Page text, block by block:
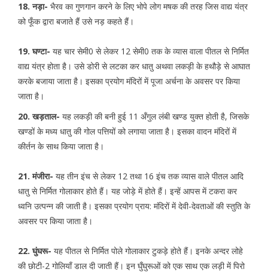
18. नड़ा- भैरव का गुणगान करने के लिए भोपे लोग मषक की तरह जिस वाद्य यंत्र
को फूँक द्वारा बजाते हैं उसे नड़ कहते हैं।
19. घण्टा- यह चार सेमी0 से लेकर 12 सेमी0 तक के व्यास वाला पीतल से निर्मित
वाद्य यंत्र होता है। उसे डोरी से लटका कर धातु अथवा लकड़ी के हथौड़े से आघात
करके बजाया जाता है। इसका प्रयोग मंदिरों में पूजा अर्चना के अवसर पर किया
जाता है।
20. खड़ताल- यह लकड़ी की बनी हुई 11 अँगुल लंबी खण्ड युक्त होती है, जिसके
खण्डों के मध्य धातु की गोल पत्तियों को लगाया जाता है। इसका वादन मंदिरों में
कीर्तन के साथ किया जाता है।
21. मंजीरा- यह तीन इंच से लेकर 12 तथा 16 इंच तक व्यास वाले पीतल आदि
धातु से निर्मित गोलाकार होते हैं। यह जोड़े में होते हैं। इन्हें आपस में टकरा कर
ध्वनि उत्पन्न की जाती है। इसका प्रयोग प्राय: मंदिरों में देवी-देवताओं की स्तुति के
अवसर पर किया जाता है।
22. घुंघरू- यह पीतल से निर्मित पोले गोलाकार टुकड़े होते हैं। इनके अन्दर लोहे
की छोटी-2 गोलियाँ डाल दी जाती हैं। इन घुँघुरूओं को एक साथ एक लड़ी में पिरो